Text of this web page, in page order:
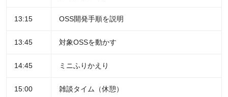
13:15 OSS開発手順を説明
13:45 対象OSSを動かす
14:45 ミニふりかえり
15:00 雑談タイム（休憩）